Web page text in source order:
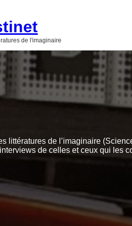
de l'imaginaire
littératures de l’imaginaire
de celles et ceux qui les